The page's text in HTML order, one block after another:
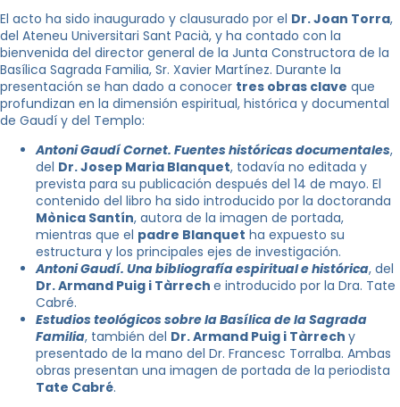
El acto ha sido inaugurado y clausurado por el Dr. Joan Torra,
del Ateneu Universitari Sant Pacià, y ha contado con la
bienvenida del director general de la Junta Constructora de la
Basílica Sagrada Familia, Sr. Xavier Martínez. Durante la
presentación se han dado a conocer tres obras clave que
profundizan en la dimensión espiritual, histórica y documental
de Gaudí y del Templo:
Antoni Gaudí Cornet. Fuentes históricas documentales,
del Dr. Josep Maria Blanquet, todavía no editada y
prevista para su publicación después del 14 de mayo. El
contenido del libro ha sido introducido por la doctoranda
Mònica Santín, autora de la imagen de portada,
mientras que el padre Blanquet ha expuesto su
estructura y los principales ejes de investigación.
Antoni Gaudí. Una bibliografía espiritual e histórica, del
Dr. Armand Puig i Tàrrech e introducido por la Dra. Tate
Cabré.
Estudios teológicos sobre la Basílica de la Sagrada
Familia, también del Dr. Armand Puig i Tàrrech y
presentado de la mano del Dr. Francesc Torralba. Ambas
obras presentan una imagen de portada de la periodista
Tate Cabré.